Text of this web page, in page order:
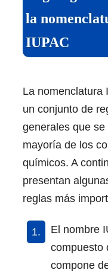
la
IUPAC
La nomenclatura
un conjunto de
generales que se
mayoría de los
químicos. A
presentan
reglas más
El nombre
compuesto
compone